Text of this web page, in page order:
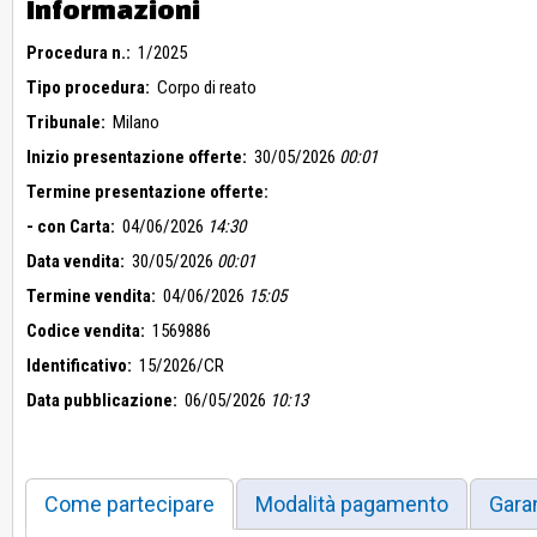
********
********
********
********
********
Online
********
********
********
********
********
Online
********
Online
Informazioni
Procedura n.: 1/2025
Tipo procedura: Corpo di reato
Tribunale: Milano
Inizio presentazione offerte: 30/05/2026 00:01
Termine presentazione offerte:
- con Carta: 04/06/2026 14:30
Data vendita: 30/05/2026 00:01
Termine vendita: 04/06/2026 15:05
Codice vendita: 1569886
Identificativo: 15/2026/CR
Data pubblicazione: 06/05/2026 10:13
Come partecipare Modalità pagamento